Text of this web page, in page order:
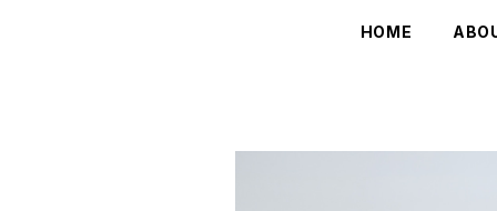
HOME